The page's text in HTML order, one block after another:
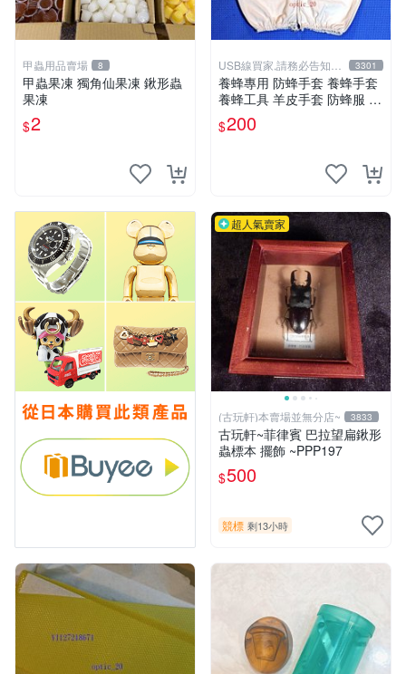
甲蟲用品賣場 8
甲蟲果凍 獨角仙果凍 鍬形蟲
果凍
$2
USB線買家,請務必告知相
機型號
3301
養蜂專用 防蜂手套 養蜂手套
養蜂工具 羊皮手套 防蜂服 防
蚊 義蜂 野蜂
$200
超人氣賣家
(古玩軒)本賣場並無分店~ 3833
古玩軒~菲律賓 巴拉望扁鍬形
蟲標本 擺飾 ~PPP197
$500
競標 剩13小時